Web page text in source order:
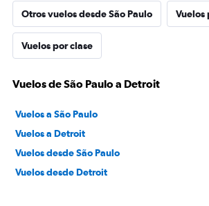
Otros vuelos desde São Paulo Vuelos
Vuelos por clase
Vuelos de São Paulo a Detroit
Vuelos a São Paulo
Vuelos a Detroit
Vuelos desde São Paulo
Vuelos desde Detroit